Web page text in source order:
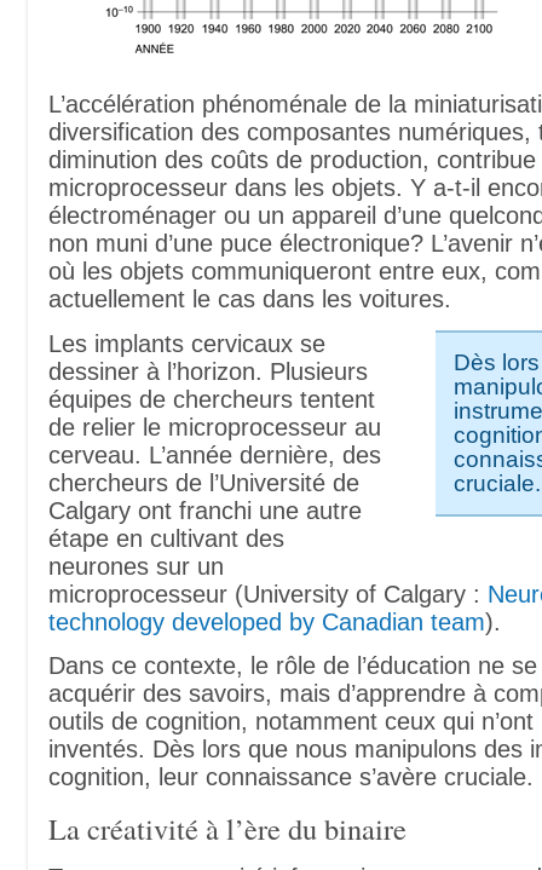
L’accélération phénoménale de la
diversification des composantes numériques,
diminution des coûts de production, contribue
microprocesseur dans les objets. Y a-t-il
électroménager ou un appareil d’une
non muni d’une puce électronique? L’avenir
où les objets communiqueront entre eux,
actuellement le cas dans les voitures.
Dès
cruciale.
Les implants cervicaux se
dessiner à l’horizon. Plusieurs
équipes de chercheurs tentent
de relier le microprocesseur au
cerveau. L’année dernière, des
chercheurs de l’Université de
Calgary ont franchi une autre
étape en cultivant des
neurones sur un
microprocesseur (University of Calgary :
technology developed by Canadian team).
Dans ce contexte, le rôle de l’éducation ne
acquérir des savoirs, mais d’apprendre à
outils de cognition, notamment ceux qui
inventés. Dès lors que nous manipulons des
cognition, leur connaissance s’avère cruciale.
La créativité à l’ère du binaire